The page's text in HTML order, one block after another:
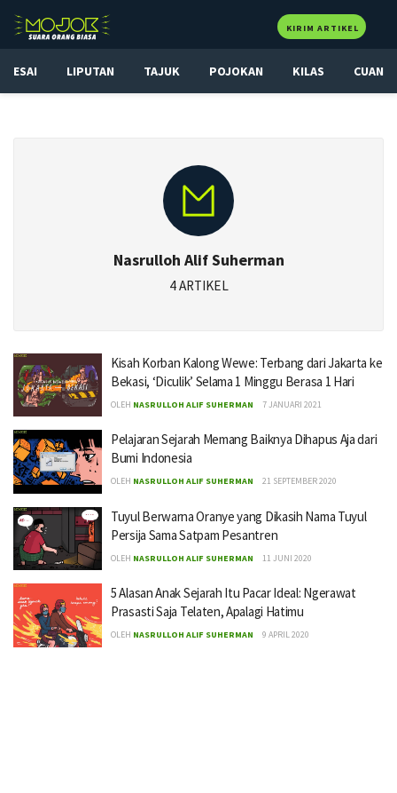
KIRIM ARTIKEL
ESAI LIPUTAN TAJUK POJOKAN KILAS CUAN
Nasrulloh Alif Suherman
4 ARTIKEL
Kisah Korban Kalong Wewe: Terbang dari Jakarta ke
Bekasi, ‘Diculik’ Selama 1 Minggu Berasa 1 Hari
OLEH NASRULLOH ALIF SUHERMAN 7 JANUARI 2021
Pelajaran Sejarah Memang Baiknya Dihapus Aja dari
Bumi Indonesia
OLEH NASRULLOH ALIF SUHERMAN 21 SEPTEMBER 2020
Tuyul Berwarna Oranye yang Dikasih Nama Tuyul
Persija Sama Satpam Pesantren
OLEH NASRULLOH ALIF SUHERMAN 11 JUNI 2020
5 Alasan Anak Sejarah Itu Pacar Ideal: Ngerawat
Prasasti Saja Telaten, Apalagi Hatimu
OLEH NASRULLOH ALIF SUHERMAN 9 APRIL 2020